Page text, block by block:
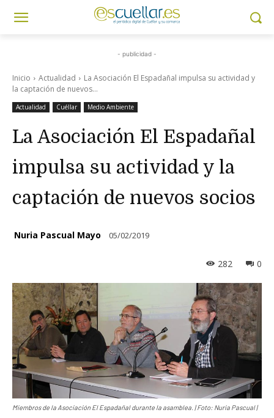
- publicidad -
Inicio Actualidad
La Asociación El Espadañal impulsa su actividad y
la captación de nuevos...
Actualidad Cuéllar Medio Ambiente
La Asociación El Espadañal
impulsa su actividad y la
captación de nuevos socios
Nuria Pascual Mayo 05/02/2019
0
282
Miembros de la Asociación El Espadañal durante la asamblea. | Foto: Nuria Pascual |